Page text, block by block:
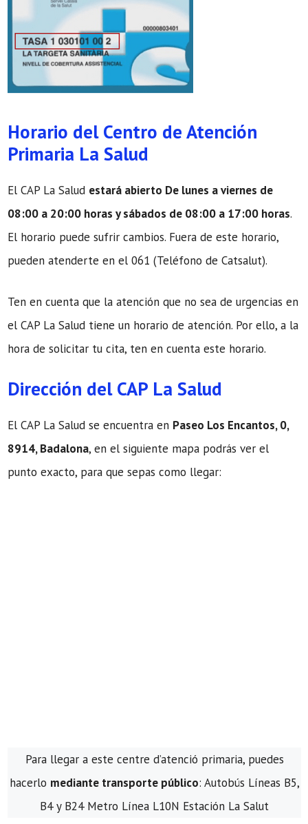
Horario del Centro de Atención
Primaria La Salud
El CAP La Salud estará abierto De lunes a viernes de
08:00 a 20:00 horas y sábados de 08:00 a 17:00 horas.
El horario puede sufrir cambios. Fuera de este horario,
pueden atenderte en el 061 (Teléfono de Catsalut).
Ten en cuenta que la atención que no sea de urgencias en
el CAP La Salud tiene un horario de atención. Por ello, a la
hora de solicitar tu cita, ten en cuenta este horario.
Dirección del CAP La Salud
El CAP La Salud se encuentra en Paseo Los Encantos, 0,
8914, Badalona, en el siguiente mapa podrás ver el
punto exacto, para que sepas como llegar:
Para llegar a este centre d’atenció primaria, puedes
hacerlo mediante transporte público: Autobús Líneas B5,
B4 y B24 Metro Línea L10N Estación La Salut